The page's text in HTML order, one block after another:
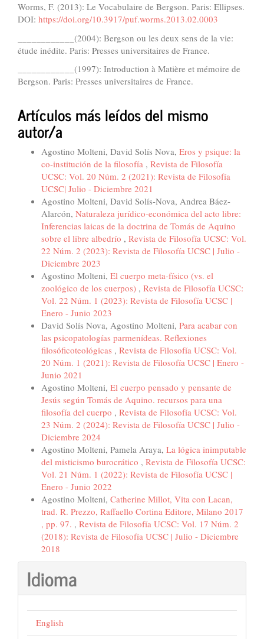
Worms, F. (2013): Le Vocabulaire de Bergson. Paris: Ellipses.
DOI: https://doi.org/10.3917/puf.worms.2013.02.0003
____________(2004): Bergson ou les deux sens de la vie:
étude inédite. Paris: Presses universitaires de France.
____________(1997): Introduction à Matière et mémoire de
Bergson. Paris: Presses universitaires de France.
Artículos más leídos del mismo
autor/a
Agostino Molteni, David Solís Nova, Eros y psique: la
co-institución de la filosofía , Revista de Filosofía
UCSC: Vol. 20 Núm. 2 (2021): Revista de Filosofía
UCSC| Julio - Diciembre 2021
Agostino Molteni, David Solís-Nova, Andrea Báez-
Alarcón, Naturaleza jurídico-económica del acto libre:
Inferencias laicas de la doctrina de Tomás de Aquino
sobre el libre albedrío , Revista de Filosofía UCSC: Vol.
22 Núm. 2 (2023): Revista de Filosofía UCSC | Julio -
Diciembre 2023
Agostino Molteni, El cuerpo meta-físico (vs. el
zoológico de los cuerpos) , Revista de Filosofía UCSC:
Vol. 22 Núm. 1 (2023): Revista de Filosofía UCSC |
Enero - Junio 2023
David Solís Nova, Agostino Molteni, Para acabar con
las psicopatologías parmenídeas. Reflexiones
filosóficoteológicas , Revista de Filosofía UCSC: Vol.
20 Núm. 1 (2021): Revista de Filosofía UCSC | Enero -
Junio 2021
Agostino Molteni, El cuerpo pensado y pensante de
Jesús según Tomás de Aquino. recursos para una
filosofía del cuerpo , Revista de Filosofía UCSC: Vol.
23 Núm. 2 (2024): Revista de Filosofía UCSC | Julio -
Diciembre 2024
Agostino Molteni, Pamela Araya, La lógica inimputable
del misticismo burocrático , Revista de Filosofía UCSC:
Vol. 21 Núm. 1 (2022): Revista de Filosofía UCSC |
Enero - Junio 2022
Agostino Molteni, Catherine Millot, Vita con Lacan,
trad. R. Prezzo, Raffaello Cortina Editore, Milano 2017
, pp. 97. , Revista de Filosofía UCSC: Vol. 17 Núm. 2
(2018): Revista de Filosofía UCSC | Julio - Diciembre
2018
Idioma
English